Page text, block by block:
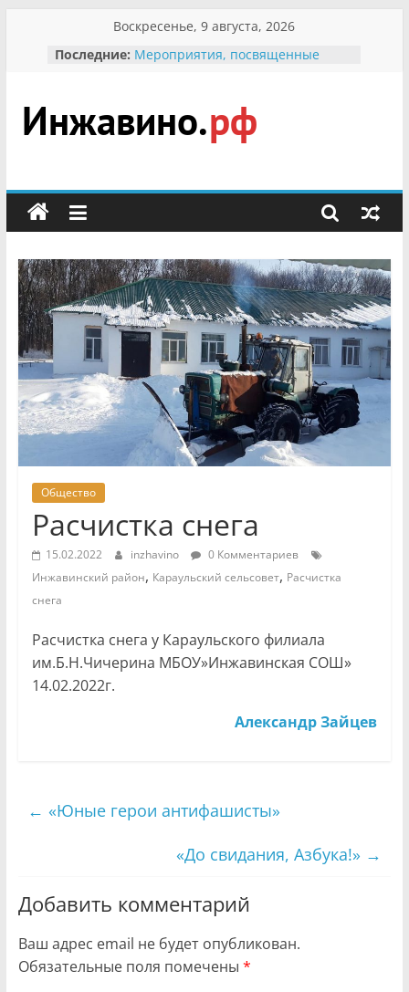
содержимому
Воскресенье, 9 августа, 2026
Последние: Мероприятия, посвященные
гражданин Инжавинского округа»
участнице Великой
Отечественной, фронтовичке
Безопасность в сети Интернет
мероприятии «Сохраним
первоцветы!»
В вольере Воронинского
заповедника родились крапчатые
суслики
Инжавино.рф
сельский
портал
Общество
Расчистка снега
15.02.2022 inzhavino
0 Комментариев
Инжавинский район, Караульский сельсовет, Расчистка
снега
Расчистка снега у Караульского филиала
им.Б.Н.Чичерина МБОУ»Инжавинская СОШ»
14.02.2022г.
Александр Зайцев
← «Юные герои антифашисты»
«До свидания, Азбука!» →
Добавить комментарий
Ваш адрес email не будет опубликован.
Обязательные поля помечены *